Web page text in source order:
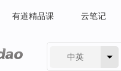
有道精品课 云笔记
中英